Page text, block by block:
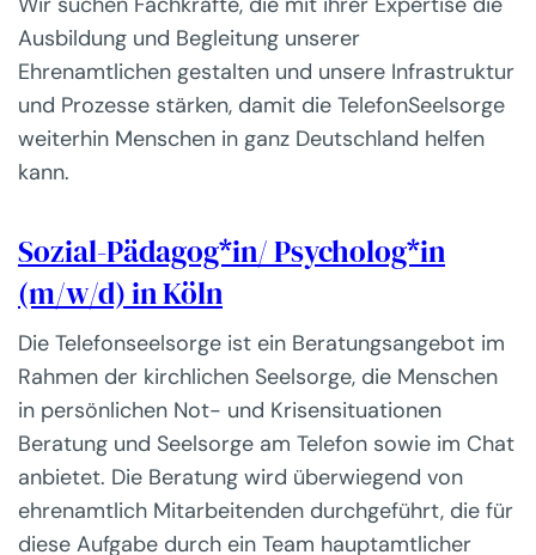
Ausbildung und Begleitung unserer
Ehrenamtlichen gestalten und unsere Infrastruktur
und Prozesse stärken, damit die TelefonSeelsorge
weiterhin Menschen in ganz Deutschland helfen
kann.
Sozial-Pädagog*in/ Psycholog*in
(m/w/d) in Köln
Die Telefonseelsorge ist ein Beratungsangebot im
Rahmen der kirchlichen Seelsorge, die Menschen
in persönlichen Not- und Krisensituationen
Beratung und Seelsorge am Telefon sowie im Chat
anbietet. Die Beratung wird überwiegend von
ehrenamtlich Mitarbeitenden durchgeführt, die für
diese Aufgabe durch ein Team hauptamtlicher